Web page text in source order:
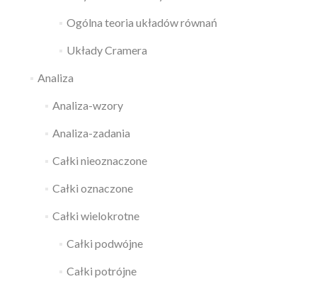
Mamy, że:
Ogólna teoria układów równań
Układy Cramera
Analiza
Analiza-wzory
Analiza-zadania
Całki nieoznaczone
Całki oznaczone
Całki wielokrotne
Całki podwójne
Całki potrójne